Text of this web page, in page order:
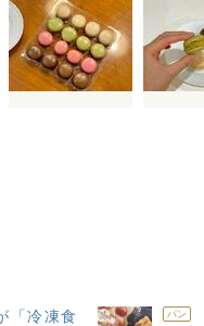
「冷凍食
パン